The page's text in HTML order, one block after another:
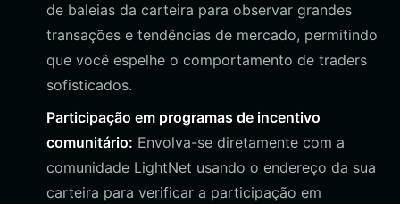
de baleias da carteira para observar grandes
transações e tendências de mercado, permitindo
que você espelhe o comportamento de traders
sofisticados.
Participação em programas de incentivo
comunitário: Envolva-se diretamente com a
comunidade LightNet usando o endereço da sua
carteira para verificar a participação em